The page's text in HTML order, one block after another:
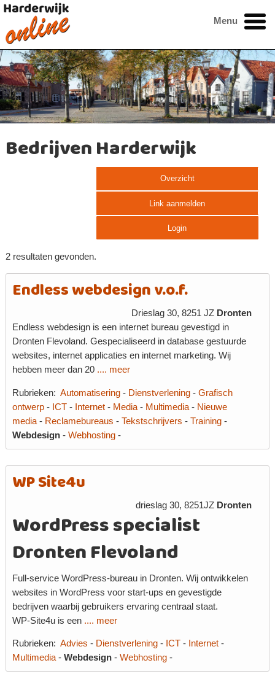
Menu
Bedrijven Harderwijk
Overzicht
Link aanmelden
Login
2 resultaten gevonden.
Endless webdesign v.o.f.
Drieslag 30, 8251 JZ Dronten
Endless webdesign is een internet bureau gevestigd in
Dronten Flevoland. Gespecialiseerd in database gestuurde
websites, internet applicaties en internet marketing. Wij
hebben meer dan 20 .... meer
Rubrieken:Automatisering - Dienstverlening -Grafisch
ontwerp - ICT - Internet - Media - Multimedia - Nieuwe
media - Reclamebureaus -Tekstschrijvers -Training -
Webdesign -Webhosting -
WP Site4u
drieslag 30, 8251JZ Dronten
WordPress specialist
Dronten Flevoland
Full-service WordPress-bureau in Dronten. Wij ontwikkelen
websites in WordPress voor start-ups en gevestigde
bedrijven waarbij gebruikers ervaring centraal staat.
WP-Site4u is een .... meer
Rubrieken:Advies - Dienstverlening - ICT - Internet -
Multimedia-Webdesign -Webhosting -